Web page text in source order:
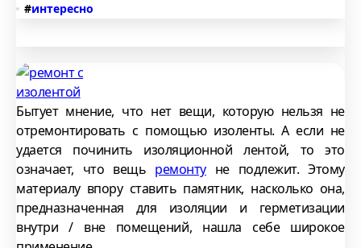
#интересно
Бытует мнение, что нет вещи, которую нельзя не
отремонтировать с помощью изоленты. А если не
удается починить изоляционной лентой, то это
означает, что вещь ремонтуне подлежит. Этому
материалу впору ставить памятник, насколько она,
предназначенная для изоляции и герметизации
внутри / вне помещений, нашла себе широкое